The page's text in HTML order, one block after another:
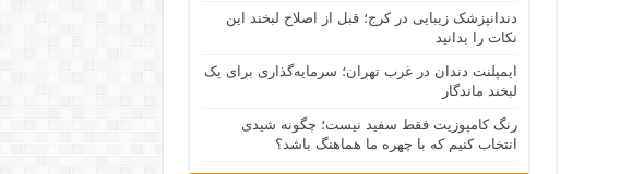
دندانپزشک زیبایی در کرج؛ قبل از اصلاح لبخند این
نکات را بدانید
ایمپلنت دندان در غرب تهران؛ سرمایه‌گذاری برای یک
لبخند ماندگار
رنگ کامپوزیت فقط سفید نیست؛ چگونه شیدی
انتخاب کنیم که با چهره ما هماهنگ باشد؟